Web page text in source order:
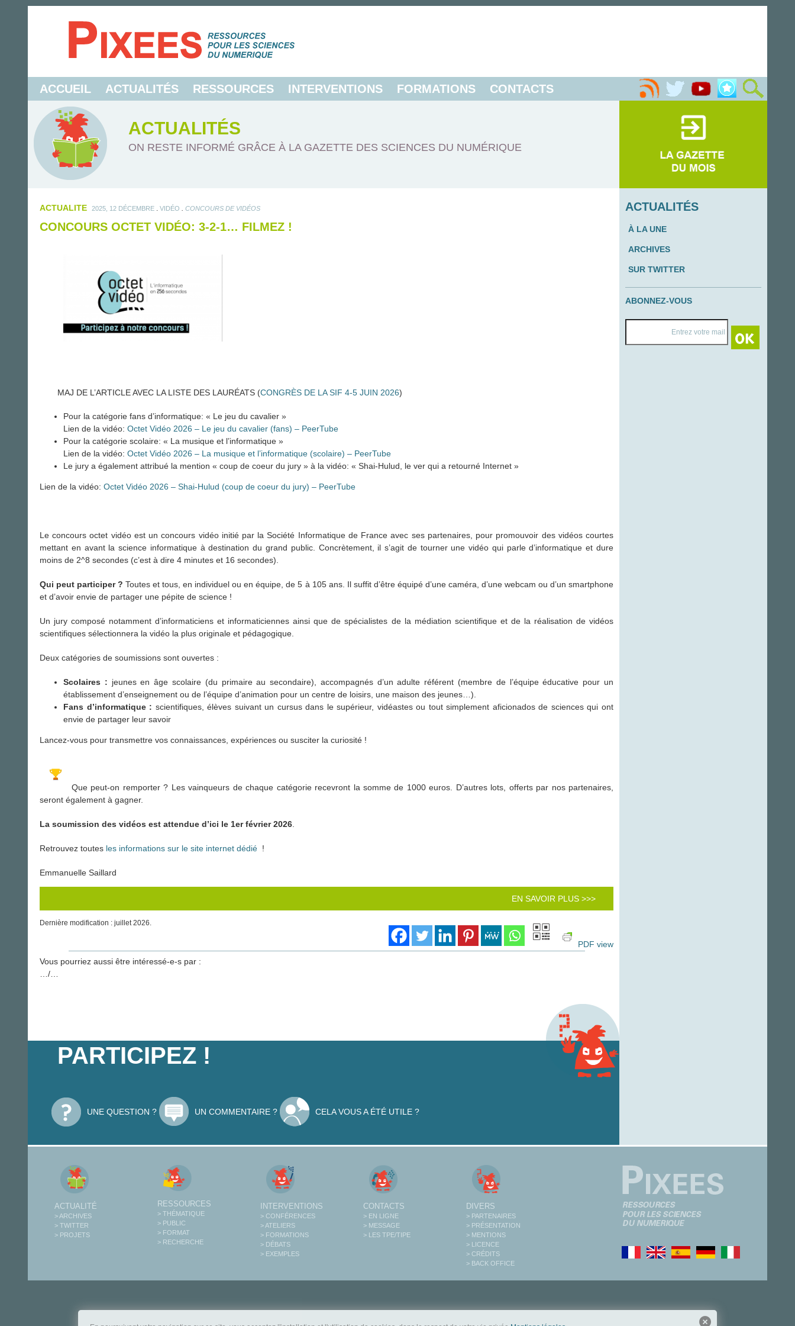
ACCUEIL ACTUALITÉS RESSOURCES INTERVENTIONS FORMATIONS CONTACTS
ACTUALITÉS
ON RESTE INFORMÉ GRÂCE À LA GAZETTE DES SCIENCES DU NUMÉRIQUE
ACTUALITE 2025, 12 DÉCEMBRE VIDÉO CONCOURS DE VIDÉOS
CONCOURS OCTET VIDÉO: 3-2-1… FILMEZ !
MAJ DE L’ARTICLE AVEC LA LISTE DES LAURÉATS (CONGRÈS DE LA SIF 4-5 JUIN 2026)
Pour la catégorie fans d’informatique: « Le jeu du cavalier »
Lien de la vidéo: Octet Vidéo 2026 – Le jeu du cavalier (fans) – PeerTube
Pour la catégorie scolaire: « La musique et l’informatique »
Lien de la vidéo: Octet Vidéo 2026 – La musique et l’informatique (scolaire) – PeerTube
Le jury a également attribué la mention « coup de coeur du jury » à la vidéo: « Shai-Hulud, le ver qui a retourné Internet »
Lien de la vidéo: Octet Vidéo 2026 – Shai-Hulud (coup de coeur du jury) – PeerTube
Le concours octet vidéo est un concours vidéo initié par la Société Informatique de France avec ses partenaires, pour promouvoir des vidéos courtes
mettant en avant la science informatique à destination du grand public. Concrètement, il s’agit de tourner une vidéo qui parle d’informatique et dure
moins de 2^8 secondes (c’est à dire 4 minutes et 16 secondes).
Qui peut participer ? Toutes et tous, en individuel ou en équipe, de 5 à 105 ans. Il suffit d’être équipé d’une caméra, d’une webcam ou d’un smartphone
et d’avoir envie de partager une pépite de science !
Un jury composé notamment d’informaticiens et informaticiennes ainsi que de spécialistes de la médiation scientifique et de la réalisation de vidéos
scientifiques sélectionnera la vidéo la plus originale et pédagogique.
Deux catégories de soumissions sont ouvertes :
Scolaires : jeunes en âge scolaire (du primaire au secondaire), accompagnés d’un adulte référent (membre de l’équipe éducative pour un
établissement d’enseignement ou de l’équipe d’animation pour un centre de loisirs, une maison des jeunes…).
Fans d’informatique : scientifiques, élèves suivant un cursus dans le supérieur, vidéastes ou tout simplement aficionados de sciences qui ont
envie de partager leur savoir
Lancez-vous pour transmettre vos connaissances, expériences ou susciter la curiosité !
Que peut-on remporter ? Les vainqueurs de chaque catégorie recevront la somme de 1000 euros. D’autres lots, offerts par nos partenaires,
seront également à gagner.
La soumission des vidéos est attendue d’ici le 1erfévrier 2026
Retrouvez toutes les informations sur le site internet dédié !
Emmanuelle Saillard
EN SAVOIR PLUS >>>
Dernière modification : juillet 2026.
PDF view
Vous pourriez aussi être intéressé-e-s par :
…/…
PARTICIPEZ !
UNE QUESTION ? UN COMMENTAIRE ? CELA VOUS A ÉTÉ UTILE ?
ACTUALITÉS
À LA UNE
ARCHIVES
SUR TWITTER
ABONNEZ-VOUS
ACTUALITÉ
> ARCHIVES
> TWITTER
> PROJETS
RESSOURCES
> THÉMATIQUE
> PUBLIC
> FORMAT
> RECHERCHE
INTERVENTIONS
> CONFÉRENCES
> ATELIERS
> FORMATIONS
> DÉBATS
> EXEMPLES
CONTACTS
> EN LIGNE
> MESSAGE
> LES TPE/TIPE
DIVERS
> PARTENAIRES
> PRÉSENTATION
> MENTIONS
> LICENCE
> CRÉDITS
> BACK OFFICE